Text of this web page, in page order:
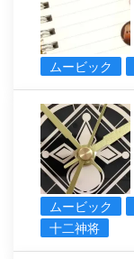
ムービック
ムービック
十二神将